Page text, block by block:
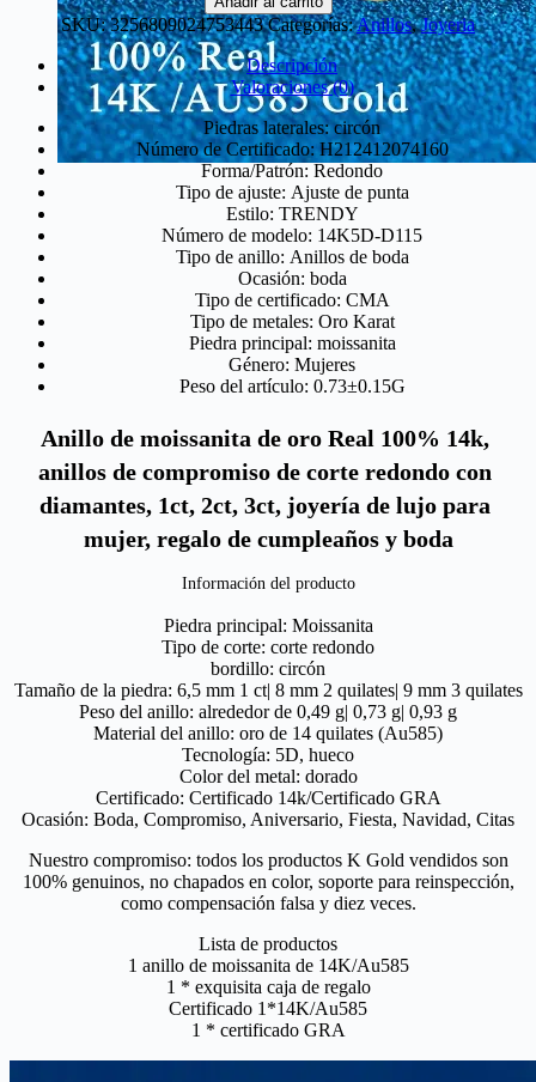
diamantes
de
moissanita
en
oro
auténtico
de
14k
para
cantidad
SKU:3256809024753443 Categorías:Anillos,Joyeria
Descripción
Valoraciones (0)
Piedras laterales:circón
Número de Certificado:H212412074160
Forma/Patrón: Redondo
Tipo de ajuste: Ajuste de punta
Estilo: TRENDY
Número de modelo: 14K5D-D115
Tipo de anillo: Anillos de boda
Ocasión: boda
Tipo de certificado: CMA
Tipo de metales: Oro Karat
Piedra principal: moissanita
Género: Mujeres
Peso del artículo: 0.73±0.15G
Anillo de moissanita de oro Real 100% 14k,
anillos de compromiso de corte redondo con
diamantes, 1ct, 2ct, 3ct, joyería de lujo para
mujer, regalo de cumpleaños y boda
Información del producto
Piedra principal: Moissanita
Tipo de corte: corte redondo
bordillo: circón
Tamaño de la piedra: 6,5 mm 1 ct| 8 mm 2 quilates| 9 mm 3 quilates
Peso del anillo: alrededor de 0,49 g| 0,73 g| 0,93 g
Material del anillo: oro de 14 quilates (Au585)
Tecnología: 5D, hueco
Color del metal: dorado
Certificado: Certificado 14k/Certificado GRA
Ocasión: Boda, Compromiso, Aniversario, Fiesta, Navidad, Citas
Nuestro compromiso: todos los productos K Gold vendidos son
100% genuinos, no chapados en color, soporte para reinspección,
como compensación falsa y diez veces.
Lista de productos
1 anillo de moissanita de 14K/Au585
1 * exquisita caja de regalo
Certificado 1*14K/Au585
1 * certificado GRA